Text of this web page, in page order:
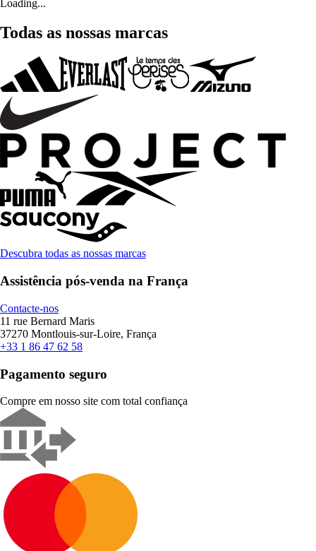
Loading...
Todas as nossas marcas
Descubra todas as nossas marcas
Assistência pós-venda na França
Contacte-nos
11 rue Bernard Maris
37270 Montlouis-sur-Loire, França
+33 1 86 47 62 58
Pagamento seguro
Compre em nosso site com total confiança